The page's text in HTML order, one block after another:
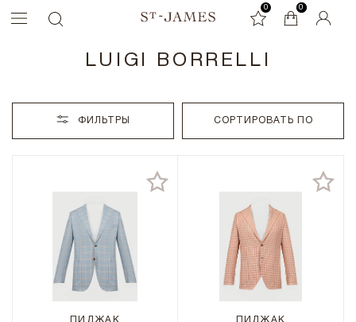
0 0
0
LUIGI BORRELLI
ФИЛЬТРЫ СОРТИРОВАТЬ ПО
ПИДЖАК ПИДЖАК